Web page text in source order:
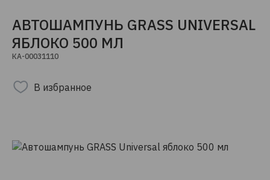
АВТОШАМПУНЬ GRASS UNIVERSAL
ЯБЛОКО 500 МЛ
КА-00031110
В избранное